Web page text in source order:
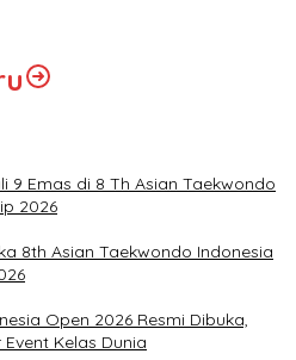
9 Emas di 8 Th Asian Taekwondo
2026
8th Asian Taekwondo Indonesia
Open 2026 Resmi Dibuka,
Kelas Dunia